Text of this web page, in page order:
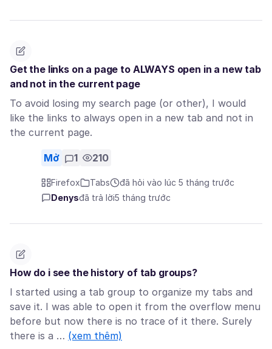
Get the links on a page to ALWAYS open in a new tab
and not in the current page
To avoid losing my search page (or other), I would
like the links to always open in a new tab and not in
the current page.
Mở 1 210
Firefox Tabs
đã hỏi vào lúc 5 tháng trước
Denysđã trả lời5 tháng trước
How do i see the history of tab groups?
I started using a tab group to organize my tabs and
save it. I was able to open it from the overflow menu
before but now there is no trace of it there. Surely
there is a … (xem thêm)